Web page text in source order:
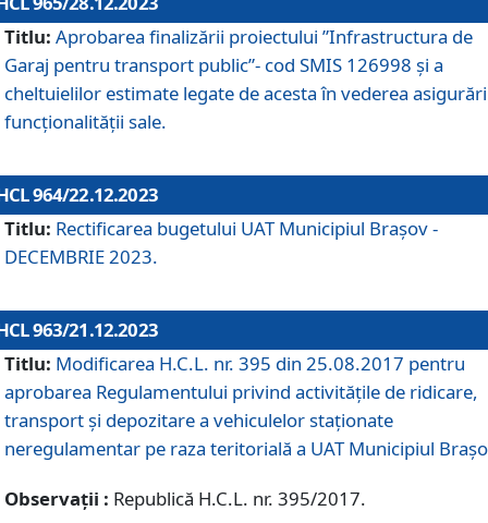
Titlu: Aprobarea finalizării proiectului ”Infrastructura de
Garaj pentru transport public”- cod SMIS 126998 și a
cheltuielilor estimate legate de acesta în vederea
funcționalității sale.
964/22.12.2023
Titlu: Rectificarea bugetului UAT Municipiul Braşov -
DECEMBRIE 2023.
963/21.12.2023
Titlu: Modificarea H.C.L. nr. 395 din 25.08.2017 pentru
aprobarea Regulamentului privind activitățile de ridicare,
transport şi depozitare a vehiculelor staționate
neregulamentar pe raza teritorială a UAT Municipiul
Observații : Republică H.C.L. nr. 395/2017.